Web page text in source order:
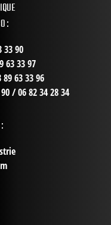
:
33 90
63 33 97
63 33 96
/ 06 82 34 28 34
: